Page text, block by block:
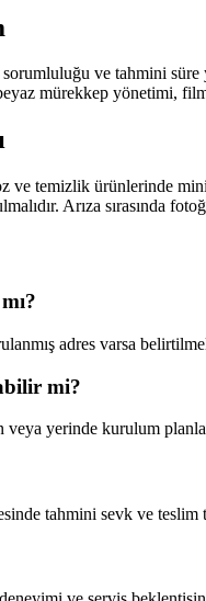
ve tahmini
mürekkep yönetimi,
ve temizlik ürünlerinde
Arıza sırasında
adres varsa
mi?
veya yerinde kurulum
tahmini sevk ve